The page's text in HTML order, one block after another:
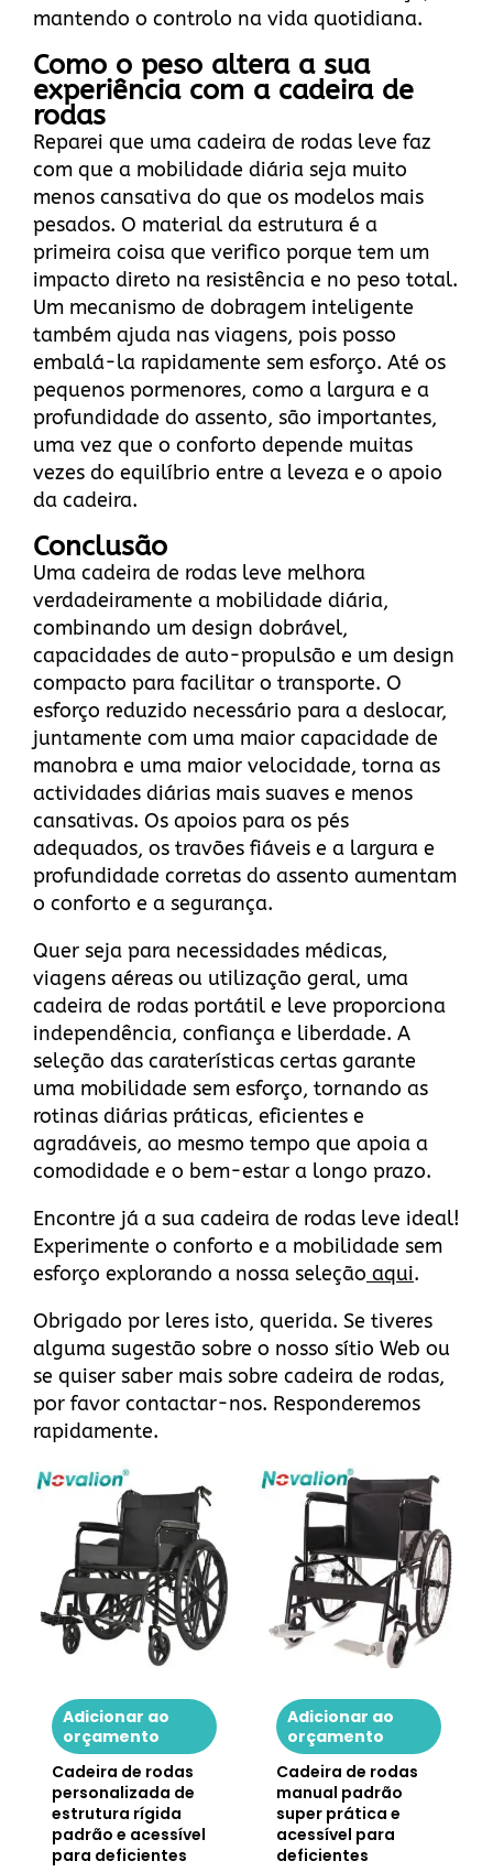
mantendo o controlo na vida quotidiana.
Como o peso altera a sua
experiência com a cadeira de
rodas
Reparei que uma cadeira de rodas leve faz
com que a mobilidade diária seja muito
menos cansativa do que os modelos mais
pesados. O material da estrutura é a
primeira coisa que verifico porque tem um
impacto direto na resistência e no peso total.
Um mecanismo de dobragem inteligente
também ajuda nas viagens, pois posso
embalá-la rapidamente sem esforço. Até os
pequenos pormenores, como a largura e a
profundidade do assento, são importantes,
uma vez que o conforto depende muitas
vezes do equilíbrio entre a leveza e o apoio
da cadeira.
Conclusão
Uma cadeira de rodas leve melhora
verdadeiramente a mobilidade diária,
combinando um design dobrável,
capacidades de auto-propulsão e um design
compacto para facilitar o transporte. O
esforço reduzido necessário para a deslocar,
juntamente com uma maior capacidade de
manobra e uma maior velocidade, torna as
actividades diárias mais suaves e menos
cansativas. Os apoios para os pés
adequados, os travões fiáveis e a largura e
profundidade corretas do assento aumentam
o conforto e a segurança.
Quer seja para necessidades médicas,
viagens aéreas ou utilização geral, uma
cadeira de rodas portátil e leve proporciona
independência, confiança e liberdade. A
seleção das caraterísticas certas garante
uma mobilidade sem esforço, tornando as
rotinas diárias práticas, eficientes e
agradáveis, ao mesmo tempo que apoia a
comodidade e o bem-estar a longo prazo.
Encontre já a sua cadeira de rodas leve ideal!
Experimente o conforto e a mobilidade sem
esforço explorando a nossa seleção aqui.
Obrigado por leres isto, querida. Se tiveres
alguma sugestão sobre o nosso sítio Web ou
se quiser saber mais sobre cadeira de rodas,
por favor contactar-nos. Responderemos
rapidamente.
Adicionar ao
orçamento
Cadeira de rodas
personalizada de
estrutura rígida
padrão e acessível
para deficientes
Adicionar ao
orçamento
Cadeira de rodas
manual padrão
super prática e
acessível para
deficientes